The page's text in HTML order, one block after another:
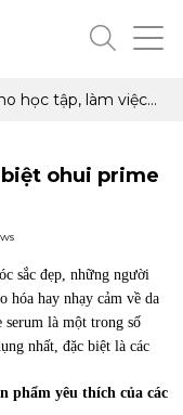
học tập, làm việc
advancer ampoule
ohui prime
sắc đẹp, những người
hóa hay nhạy cảm về da
serum là một trong số
nhất, đặc biệt là các
phẩm yêu thích của các